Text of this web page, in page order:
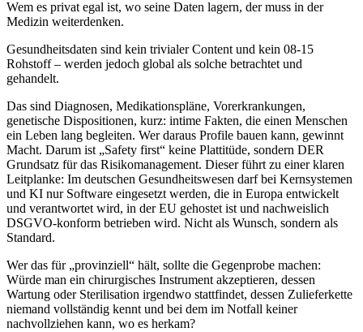
Wem es privat egal ist, wo seine Daten lagern, der muss in der
Medizin weiterdenken.
Gesundheitsdaten sind kein trivialer Content und kein 08-15
Rohstoff – werden jedoch global als solche betrachtet und
gehandelt.
Das sind Diagnosen, Medikationspläne, Vorerkrankungen,
genetische Dispositionen, kurz: intime Fakten, die einen Menschen
ein Leben lang begleiten. Wer daraus Profile bauen kann, gewinnt
Macht. Darum ist „Safety first“ keine Plattitüde, sondern DER
Grundsatz für das Risikomanagement. Dieser führt zu einer klaren
Leitplanke: Im deutschen Gesundheitswesen darf bei Kernsystemen
und KI nur Software eingesetzt werden, die in Europa entwickelt
und verantwortet wird, in der EU gehostet ist und nachweislich
DSGVO-konform betrieben wird. Nicht als Wunsch, sondern als
Standard.
Wer das für „provinziell“ hält, sollte die Gegenprobe machen:
Würde man ein chirurgisches Instrument akzeptieren, dessen
Wartung oder Sterilisation irgendwo stattfindet, dessen Zulieferkette
niemand vollständig kennt und bei dem im Notfall keiner
nachvollziehen kann, wo es herkam?